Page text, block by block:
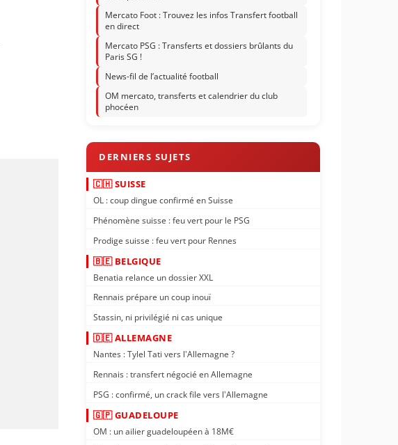
Mercato Foot : Trouvez les infos Transfert football
en direct
Mercato PSG : Transferts et dossiers brûlants du
Paris SG !
News-fil de l’actualité football
OM mercato, transferts et calendrier du club
phocéen
🇨🇭 SUISSE
OL : coup dingue confirmé en Suisse
Phénomène suisse : feu vert pour le PSG
Prodige suisse : feu vert pour Rennes
🇧🇪 BELGIQUE
Benatia relance un dossier XXL
Rennais prépare un coup inouï
Stassin, ni privilégié ni cas unique
🇩🇪 ALLEMAGNE
Nantes : Tylel Tati vers l'Allemagne ?
Rennais : transfert négocié en Allemagne
PSG : confirmé, un crack file vers l'Allemagne
🇬🇵 GUADELOUPE
OM : un ailier guadeloupéen à 18M€